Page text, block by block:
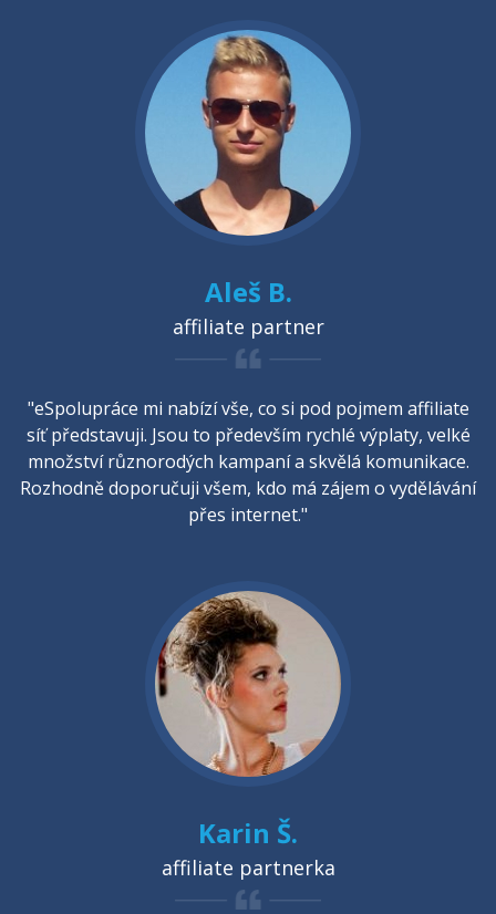
Aleš B.
affiliate partner
"eSpolupráce mi nabízí vše, co si pod pojmem affiliate
síť představuji. Jsou to především rychlé výplaty, velké
množství různorodých kampaní a skvělá komunikace.
Rozhodně doporučuji všem, kdo má zájem o vydělávání
přes internet."
Karin Š.
affiliate partnerka